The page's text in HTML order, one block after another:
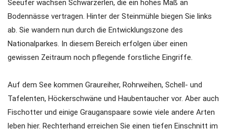
Seeufer wachsen Schwarzerlen, die ein hohes Maß an
Bodennässe vertragen. Hinter der Steinmühle biegen Sie links
ab. Sie wandern nun durch die Entwicklungszone des
Nationalparkes. In diesem Bereich erfolgen über einen
gewissen Zeitraum noch pflegende forstliche Eingriffe.
Auf dem See kommen Graureiher, Rohrweihen, Schell- und
Tafelenten, Höckerschwäne und Haubentaucher vor. Aber auch
Fischotter und einige Grauganspaare sowie viele andere Arten
leben hier. Rechterhand erreichen Sie einen tiefen Einschnitt im